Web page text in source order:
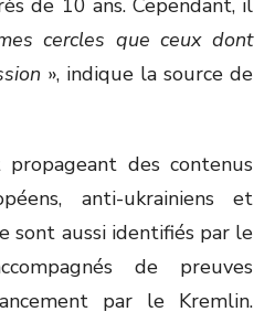
de 10 ans. Cependant, il
cercles que ceux dont
», indique la source de
des contenus
anti-ukrainiens et
sont aussi identifiés par le
de preuves
par le Kremlin.